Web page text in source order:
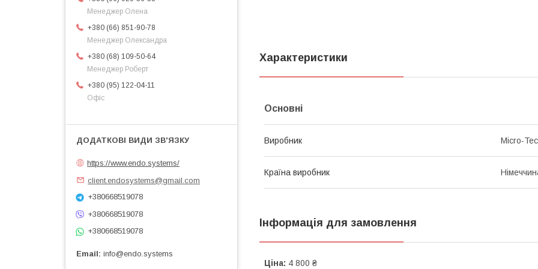
Характеристики
Основні
Виробник Micro-
Країна виробник
Інформація для замовлення
Ціна: 4 800 ₴
Менеджер Олена
+380 (66) 851-90-78
Менеджер Олександра
+380 (68) 109-50-64
Менеджер Роберт
+380 (95) 122-04-11
Офіс
https://www.endo.systems/
client.endosystems@gmail.com
+380668519078
+380668519078
+380668519078
Email info@endo.systems